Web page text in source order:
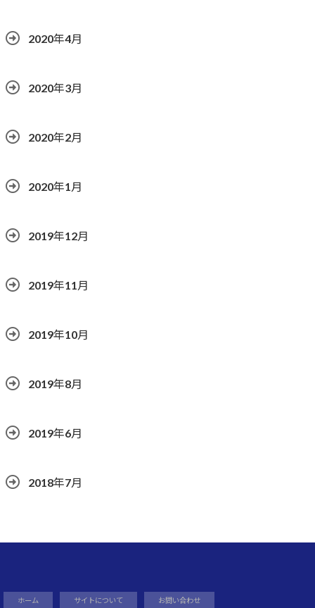
2020年4月
2020年3月
2020年2月
2020年1月
2019年12月
2019年11月
2019年10月
2019年8月
2019年6月
2018年7月
ホーム サイトについて お問い合わせ